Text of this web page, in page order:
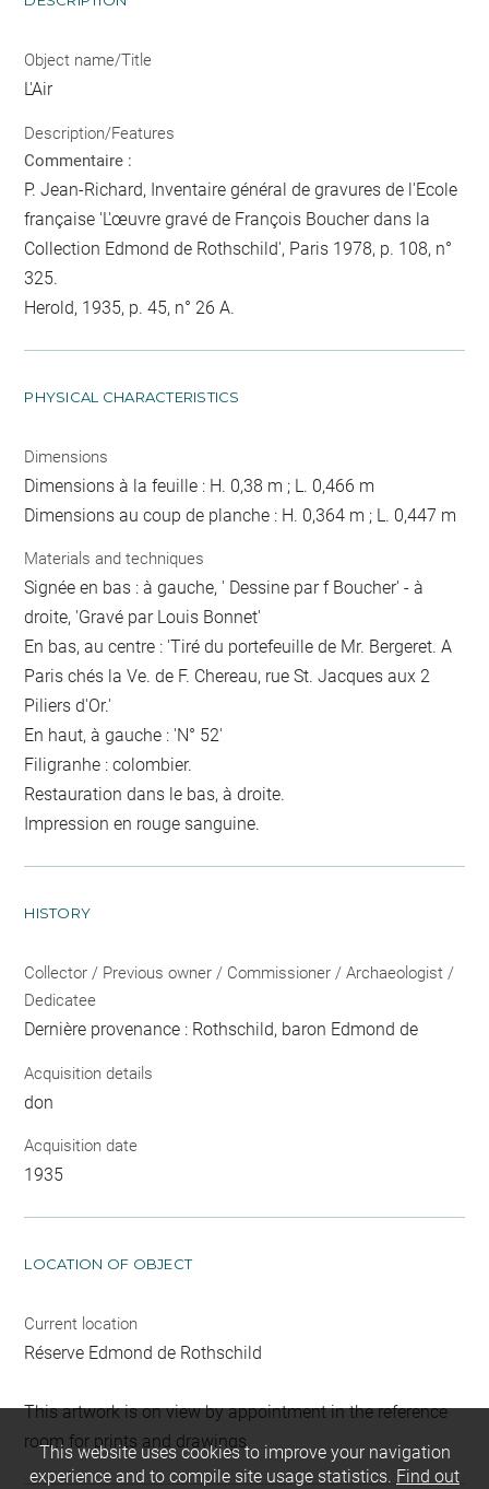
Object name/Title
L'Air
Description/Features
Commentaire :
P. Jean-Richard, Inventaire général de gravures de l'Ecole
française 'L'œuvre gravé de François Boucher dans la
Collection Edmond de Rothschild', Paris 1978, p. 108, n°
325.
Herold, 1935, p. 45, n° 26 A.
PHYSICAL CHARACTERISTICS
Dimensions
Dimensions à la feuille : H. 0,38 m ; L. 0,466 m
Dimensions au coup de planche : H. 0,364 m ; L. 0,447 m
Materials and techniques
Signée en bas : à gauche, ' Dessine par f Boucher' - à
droite, 'Gravé par Louis Bonnet'
En bas, au centre : 'Tiré du portefeuille de Mr. Bergeret. A
Paris chés la Ve. de F. Chereau, rue St. Jacques aux 2
Piliers d'Or.'
En haut, à gauche : 'N° 52'
Filigranhe : colombier.
Restauration dans le bas, à droite.
Impression en rouge sanguine.
HISTORY
Collector / Previous owner / Commissioner / Archaeologist /
Dedicatee
Dernière provenance : Rothschild, baron Edmond de
Acquisition details
don
Acquisition date
1935
LOCATION OF OBJECT
Current location
Réserve Edmond de Rothschild
This artwork is on view by appointment in the reference
room for prints and drawings
This website uses cookies to improve your navigation
experience and to compile site usage statistics. Find out